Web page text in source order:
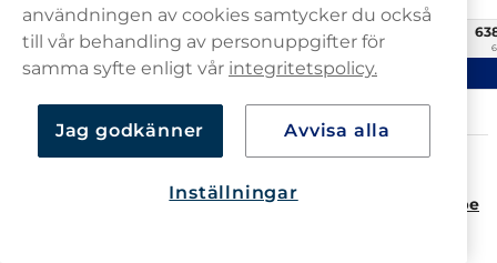
10 -pack
Köp
Hitta din modell av Vont Vape
4olika modeller, inklusive
engångsvape
användningen av cookies samtycker du också
till vår behandling av personuppgifter för
samma syfte enligt vår integritetspolicy.
Jag godkänner Avvisa alla
Inställningar